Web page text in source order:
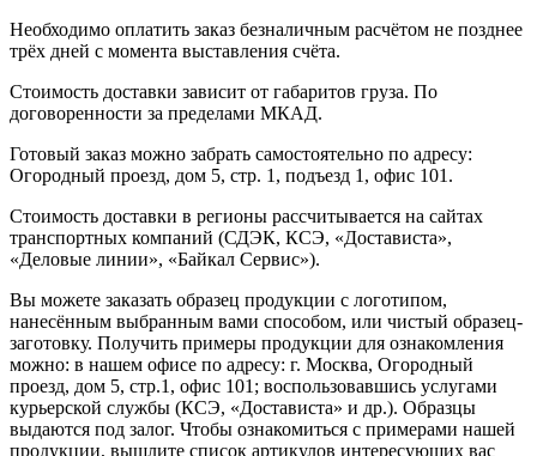
Необходимо оплатить заказ безналичным расчётом не позднее
трёх дней с момента выставления счёта.
Стоимость доставки зависит от габаритов груза. По
договоренности за пределами МКАД.
Готовый заказ можно забрать самостоятельно по адресу:
Огородный проезд, дом 5, стр. 1, подъезд 1, офис 101.
Стоимость доставки в регионы рассчитывается на сайтах
транспортных компаний (СДЭК, КСЭ, «Достависта»,
«Деловые линии», «Байкал Сервис»).
Вы можете заказать образец продукции с логотипом,
нанесённым выбранным вами способом, или чистый образец-
заготовку. Получить примеры продукции для ознакомления
можно: в нашем офисе по адресу: г. Москва, Огородный
проезд, дом 5, стр.1, офис 101; воспользовавшись услугами
курьерской службы (КСЭ, «Достависта» и др.). Образцы
выдаются под залог. Чтобы ознакомиться с примерами нашей
продукции, вышлите список артикулов интересующих вас